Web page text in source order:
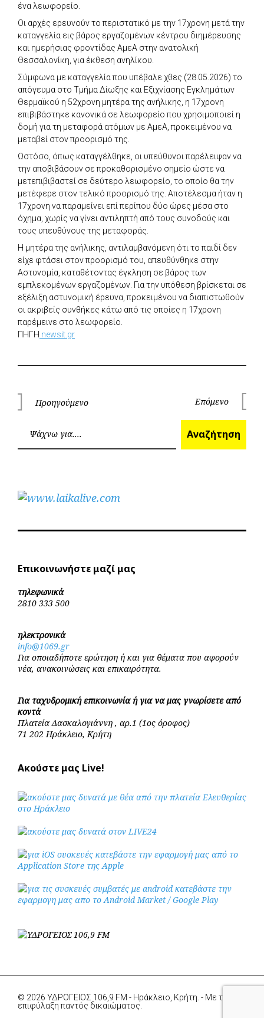
ένα λεωφορείο.
Οι αρχές ερευνούν το περιστατικό με την 17χρονη μετά την
καταγγελία εις βάρος εργαζομένων κέντρου διημέρευσης
και ημερήσιας φροντίδας ΑμεΑ στην ανατολική
Θεσσαλονίκη, για έκθεση ανηλίκου.
Σύμφωνα με καταγγελία που υπέβαλε χθες (28.05.2026) το
απόγευμα στο Τμήμα Δίωξης και Εξιχνίασης Εγκλημάτων
Θερμαϊκού η 52χρονη μητέρα της ανήλικης, η 17χρονη
επιβιβάστηκε κανονικά σε λεωφορείο που χρησιμοποιεί η
δομή για τη μεταφορά ατόμων με ΑμεΑ, προκειμένου να
μεταβεί στον προορισμό της.
Ωστόσο, όπως καταγγέλθηκε, οι υπεύθυνοι παρέλειψαν να
την αποβιβάσουν σε προκαθορισμένο σημείο ώστε να
μετεπιβιβαστεί σε δεύτερο λεωφορείο, το οποίο θα την
μετέφερε στον τελικό προορισμό της. Αποτέλεσμα ήταν η
17χρονη να παραμείνει επί περίπου δύο ώρες μέσα στο
όχημα, χωρίς να γίνει αντιληπτή από τους συνοδούς και
τους υπευθύνους της μεταφοράς.
Η μητέρα της ανήλικης, αντιλαμβανόμενη ότι το παιδί δεν
είχε φτάσει στον προορισμό του, απευθύνθηκε στην
Αστυνομία, καταθέτοντας έγκληση σε βάρος των
εμπλεκομένων εργαζομένων. Για την υπόθεση βρίσκεται σε
εξέλιξη αστυνομική έρευνα, προκειμένου να διαπιστωθούν
οι ακριβείς συνθήκες κάτω από τις οποίες η 17χρονη
παρέμεινε στο λεωφορείο.
ΠΗΓΗ newsit.gr
Πλοήγηση
άρθρων
Προηγούμενο Επόμενο
Αναζήτηση
Επικοινωνήστε μαζί μας
τηλεφωνικά
2810 333 500
ηλεκτρονικά
info@1069.gr
Για οποιαδήποτε ερώτηση ή και για θέματα που αφορούν
νέα, ανακοινώσεις και επικαιρότητα.
Για ταχυδρομική επικοινωνία ή για να μας γνωρίσετε από
κοντά
Πλατεία Δασκαλογιάννη , αρ.1 (1ος όροφος)
71 202 Ηράκλειο, Κρήτη
Ακούστε μας Live!
© 2026 ΥΔΡΟΓΕΙΟΣ 106,9 FM - Ηράκλειο, Κρήτη. - Με την
επιφύλαξη παντός δικαιώματος.